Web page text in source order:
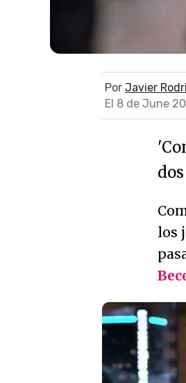
Por Javier
El 8 de June
los